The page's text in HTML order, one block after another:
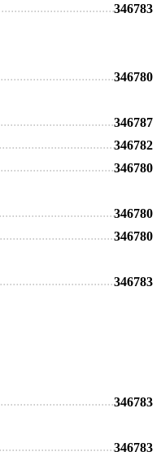
346783
346780
346787
346782
346780
346780
346780
346783
346783
346783